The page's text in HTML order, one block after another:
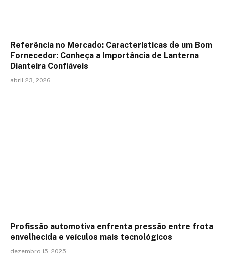
Referência no Mercado: Características de um Bom
Fornecedor: Conheça a Importância de Lanterna
Dianteira Confiáveis
abril 23, 2026
Profissão automotiva enfrenta pressão entre frota
envelhecida e veículos mais tecnológicos
dezembro 15, 2025